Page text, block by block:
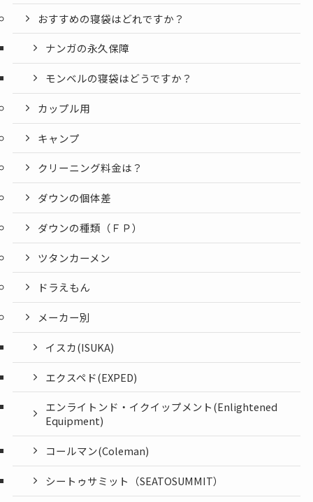
おすすめの寝袋はどれですか？
ナンガの永久保障
モンベルの寝袋はどうですか？
カップル用
キャンプ
クリーニング料金は？
ダウンの個体差
ダウンの種類（ＦＰ）
ツタンカーメン
ドラえもん
メーカー別
イスカ(ISUKA)
エクスペド(EXPED)
エンライトンド・イクイップメント(Enlightened
Equipment)
コールマン(Coleman)
シートゥサミット（SEATOSUMMIT）